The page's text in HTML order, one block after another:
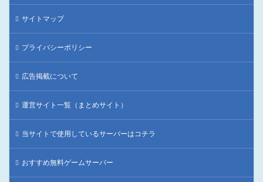
サイトマップ
プライバシーポリシー
広告掲載について
運営サイト一覧（まとめサイト）
当サイトで使用しているサーバーはコチラ
おすすめ無料ゲームサーバー